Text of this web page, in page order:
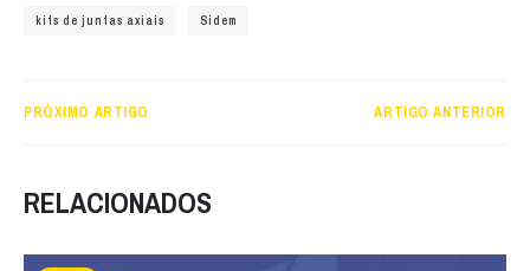
kits de juntas axiais Sidem
PRÓXIMO ARTIGO ARTIGO ANTERIOR
RELACIONADOS